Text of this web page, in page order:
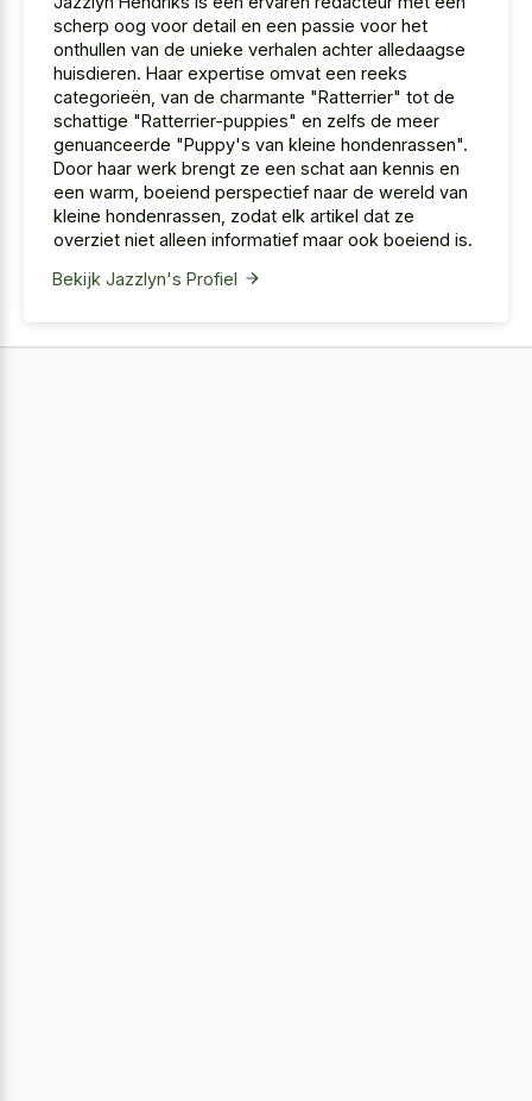
scherp oog voor detail en een passie voor het
onthullen van de unieke verhalen achter alledaagse
huisdieren. Haar expertise omvat een reeks
categorieën, van de charmante "Ratterrier" tot de
schattige "Ratterrier-puppies" en zelfs de meer
genuanceerde "Puppy's van kleine hondenrassen".
Door haar werk brengt ze een schat aan kennis en
een warm, boeiend perspectief naar de wereld van
kleine hondenrassen, zodat elk artikel dat ze
overziet niet alleen informatief maar ook boeiend is.
Bekijk Jazzlyn's Profiel